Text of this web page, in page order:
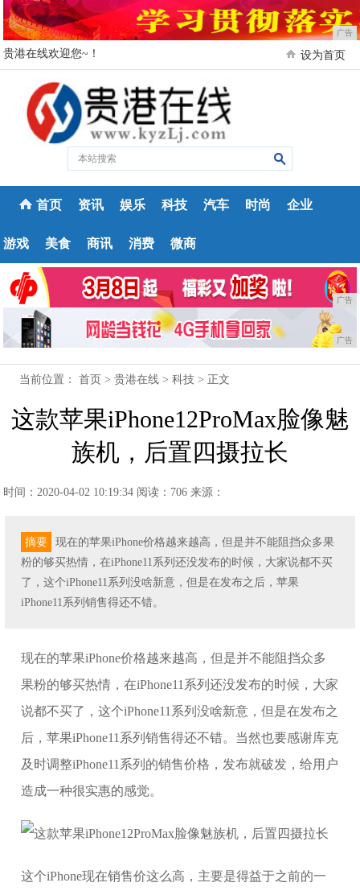
广告
贵港在线欢迎您~！ 设为首页
首页 资讯 娱乐 科技 汽车 时尚 企业
游戏 美食 商讯 消费 微商
广告
广告
当前位置：首页 >贵港在线 >科技 > 正文
这款苹果iPhone12ProMax脸像魅
族机，后置四摄拉长
时间：2020-04-02 10:19:34 阅读：706 来源：
摘要
现在的苹果iPhone价格越来越高，但是并不能阻挡众多果
粉的够买热情，在iPhone11系列还没发布的时候，大家说都不买
了，这个iPhone11系列没啥新意，但是在发布之后，苹果
iPhone11系列销售得还不错。
现在的苹果iPhone价格越来越高，但是并不能阻挡众多
果粉的够买热情，在iPhone11系列还没发布的时候，大家
说都不买了，这个iPhone11系列没啥新意，但是在发布之
后，苹果iPhone11系列销售得还不错。当然也要感谢库克
及时调整iPhone11系列的销售价格，发布就破发，给用户
造成一种很实惠的感觉。
这个iPhone现在销售价这么高，主要是得益于之前的一